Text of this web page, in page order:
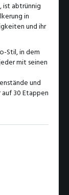
ist abtrünnig
in
und ihr
Stil, in dem
mit seinen
und
30 Etappen